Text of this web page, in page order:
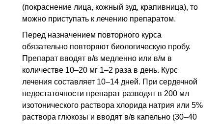
(покраснение лица, кожный зуд, крапивница), то
можно приступать к лечению препаратом.
Перед назначением повторного курса
обязательно повторяют биологическую пробу.
Препарат вводят в/в медленно или в/м в
количестве 10–20 мг 1–2 раза в день. Курс
лечения составляет 10–14 дней. При сердечной
недостаточности препарат разводят в 200 мл
изотонического раствора хлорида натрия или 5%
раствора глюкозы и вводят в/в капельно (30–40